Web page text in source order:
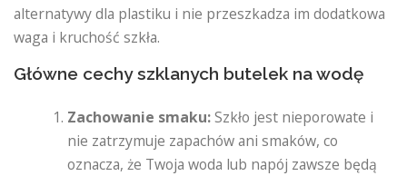
alternatywy dla plastiku i nie przeszkadza im dodatkowa
waga i kruchość szkła.
Główne cechy szklanych butelek na wodę
Zachowanie smaku:Szkło jest nieporowate i
nie zatrzymuje zapachów ani smaków, co
oznacza, że ​​Twoja woda lub napój zawsze będą